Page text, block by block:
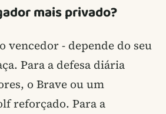
mais privado?
vencedor - depende do seu
Para a defesa diária
o Brave ou um
reforçado. Para a